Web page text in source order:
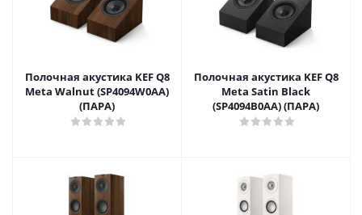
Полочная акустика KEF Q8
Meta Walnut (SP4094W0AA)
(ПАРА)
Полочная акустика KEF Q8
Meta Satin Black
(SP4094B0AA) (ПАРА)